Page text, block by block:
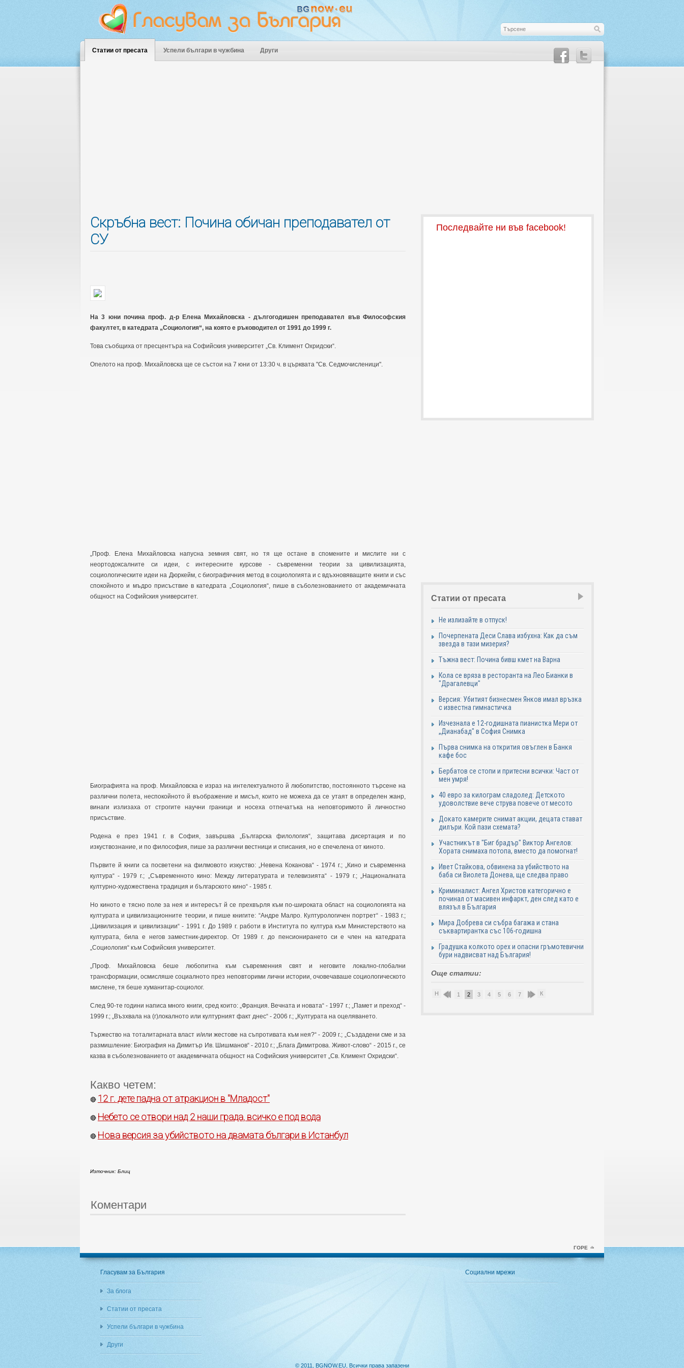
Статии от пресата Успели българи в чужбина Други
Скръбна вест: Почина обичан преподавател от
СУ
На 3 юни почина проф. д-р Елена Михайловска - дългогодишен преподавател във Философския
факултет, в катедрата „Социология“, на която е ръководител от 1991 до 1999 г.
Това съобщиха от пресцентъра на Софийския университет „Св. Климент Охридски“.
Опелото на проф. Михайловска ще се състои на 7 юни от 13:30 ч. в църквата "Св. Седмочисленици".
„Проф. Елена Михайловска напусна земния свят, но тя ще остане в спомените и мислите ни с
неортодоксалните си идеи, с интересните курсове - съвременни теории за цивилизацията,
социологическите идеи на Дюркейм, с биографичния метод в социологията и с вдъхновяващите книги и със
спокойното и мъдро присъствие в катедрата „Социология“, пише в съболезнованието от академичната
общност на Софийския университет.
Биографията на проф. Михайловска е израз на интелектуалното й любопитство, постоянното търсене на
различни полета, неспокойното й въображение и мисъл, които не можеха да се утаят в определен жанр,
винаги излизаха от строгите научни граници и носеха отпечатъка на неповторимото й личностно
присъствие.
Родена е през 1941 г. в София, завършва „Българска филология“, защитава дисертация и по
изкуствознание, и по философия, пише за различни вестници и списания, но е спечелена от киното.
Първите й книги са посветени на филмовото изкуство: „Невена Коканова“ - 1974 г.; „Кино и съвременна
култура“ - 1979 г.; „Съвременното кино: Между литературата и телевизията“ - 1979 г.; „Националната
културно-художествена традиция и българското кино“ - 1985 г.
Но киното е тясно поле за нея и интересът й се прехвърля към по-широката област на социологията на
културата и цивилизационните теории, и пише книгите: “Андре Малро. Културологичен портрет“ - 1983 г.;
„Цивилизация и цивилизации“ - 1991 г. До 1989 г. работи в Института по култура към Министерството на
културата, била е негов заместник-директор. От 1989 г. до пенсионирането си е член на катедрата
„Социология“ към Софийския университет.
„Проф. Михайловска беше любопитна към съвременния свят и неговите локално-глобални
трансформации, осмисляше социалното през неповторими лични истории, очовечаваше социологическото
мислене, тя беше хуманитар-социолог.
След 90-те години написа много книги, сред които: „Франция. Вечната и новата“ - 1997 г.; „Памет и преход“ -
1999 г.; „Възхвала на (г)локалното или културният факт днес“ - 2006 г.; „Културата на оцеляването.
Тържество на тоталитарната власт и/или жестове на съпротивата към нея?“ - 2009 г.; „Създадени сме и за
размишление: Биография на Димитър Ив. Шишманов“ - 2010 г.; „Блага Димитрова. Живот-слово“ - 2015 г., се
казва в съболезнованието от академичната общност на Софийския университет „Св. Климент Охридски“.
Какво четем:
🔴 12 г. дете падна от атракцион в "Младост"
🔴 Небето се отвори над 2 наши града, всичко е под вода
🔴 Нова версия за убийството на двамата българи в Истанбул
Източник: Блиц
Коментари
Последвайте ни във facebook!
Статии от пресата
Не излизайте в отпуск!
Почерпената Деси Слава избухна: Как да съм
звезда в тази мизерия?
Тъжна вест: Почина бивш кмет на Варна
Кола се вряза в ресторанта на Лео Бианки в
"Драгалевци"
Версия: Убитият бизнесмен Янков имал връзка
с известна гимнастичка
Изчезнала е 12-годишната пианистка Мери от
„Дианабад" в София Снимка
Първа снимка на открития овъглен в Банкя
кафе бос
Бербатов се стопи и притесни всички: Част от
мен умря!
40 евро за килограм сладолед: Детското
удоволствие вече струва повече от месото
Докато камерите снимат акции, децата стават
дилъри. Кой пази схемата?
Участникът в "Биг брадър" Виктор Ангелов:
Хората снимаха потопа, вместо да помогнат!
Ивет Стайкова, обвинена за убийството на
баба си Виолета Донева, ще следва право
Криминалист: Ангел Христов категорично е
починал от масивен инфаркт, ден след като е
влязъл в България
Мира Добрева си събра багажа и стана
съквартирантка със 106-годишна
Градушка колкото орех и опасни гръмотевични
бури надвисват над България!
Още статии:
Н 1 2 3 4 5 6 7 8 9К
ГОРЕ
Гласувам за България
За блога
Статии от пресата
Успели българи в чужбина
Други
Социални мрежи
© 2011, BGNOW.EU, Всички права запазени